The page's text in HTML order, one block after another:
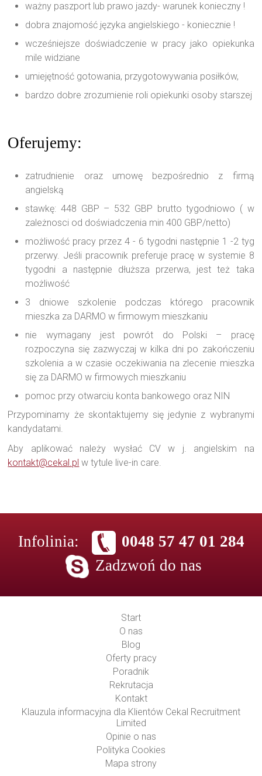
ważny paszport lub prawo jazdy- warunek konieczny !
dobra znajomość języka angielskiego - koniecznie !
wcześniejsze doświadczenie w pracy jako opiekunka
mile widziane
umiejętność gotowania, przygotowywania posiłków,
bardzo dobre zrozumienie roli opiekunki osoby starszej
Oferujemy:
zatrudnienie oraz umowę bezpośrednio z firmą
angielską
stawkę: 448 GBP – 532 GBP brutto tygodniowo ( w
zależnosci od doświadczenia min 400 GBP/netto)
możliwość pracy przez 4 - 6 tygodni następnie 1 -2 tyg
przerwy. Jeśli pracownik preferuje pracę w systemie 8
tygodni a następnie dłuższa przerwa, jest też taka
możliwość
3 dniowe szkolenie podczas którego pracownik
mieszka za DARMO w firmowym mieszkaniu
nie wymagany jest powrót do Polski – pracę
rozpoczyna się zazwyczaj w kilka dni po zakończeniu
szkolenia a w czasie oczekiwania na zlecenie mieszka
się za DARMO w firmowych mieszkaniu
pomoc przy otwarciu konta bankowego oraz NIN
Przypominamy że skontaktujemy się jedynie z wybranymi
kandydatami.
Aby aplikować należy wysłać CV w j. angielskim na
kontakt@cekal.pl w tytule live-in care.
Infolinia:
0048 57 47 01 284
Zadzwoń do nas
Start
O nas
Blog
Oferty pracy
Poradnik
Rekrutacja
Kontakt
Klauzula informacyjna dla Klientów Cekal Recruitment
Limited
Opinie o nas
Polityka Cookies
Mapa strony